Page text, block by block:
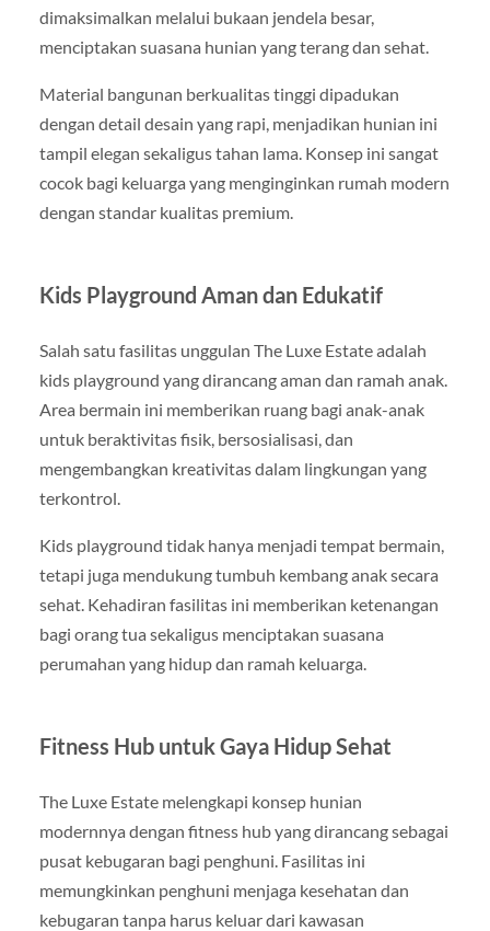
dimaksimalkan melalui bukaan jendela besar,
menciptakan suasana hunian yang terang dan sehat.
Material bangunan berkualitas tinggi dipadukan
dengan detail desain yang rapi, menjadikan hunian ini
tampil elegan sekaligus tahan lama. Konsep ini sangat
cocok bagi keluarga yang menginginkan rumah modern
dengan standar kualitas premium.
Kids Playground Aman dan Edukatif
Salah satu fasilitas unggulan The Luxe Estate adalah
kids playground yang dirancang aman dan ramah anak.
Area bermain ini memberikan ruang bagi anak-anak
untuk beraktivitas fisik, bersosialisasi, dan
mengembangkan kreativitas dalam lingkungan yang
terkontrol.
Kids playground tidak hanya menjadi tempat bermain,
tetapi juga mendukung tumbuh kembang anak secara
sehat. Kehadiran fasilitas ini memberikan ketenangan
bagi orang tua sekaligus menciptakan suasana
perumahan yang hidup dan ramah keluarga.
Fitness Hub untuk Gaya Hidup Sehat
The Luxe Estate melengkapi konsep hunian
modernnya dengan fitness hub yang dirancang sebagai
pusat kebugaran bagi penghuni. Fasilitas ini
memungkinkan penghuni menjaga kesehatan dan
kebugaran tanpa harus keluar dari kawasan